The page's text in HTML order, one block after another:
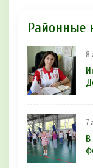
Районные
8
7
В